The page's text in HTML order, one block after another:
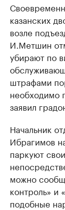
казанских
возле
И.Метшин
убирают по
штрафами
необходимо
заявил
Начальник
Ибрагимов
паркуют
можно
контроль» и
подобные